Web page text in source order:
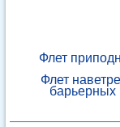
Флет
Флет
барьерных